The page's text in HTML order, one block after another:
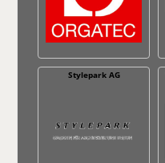
Stylepark AG